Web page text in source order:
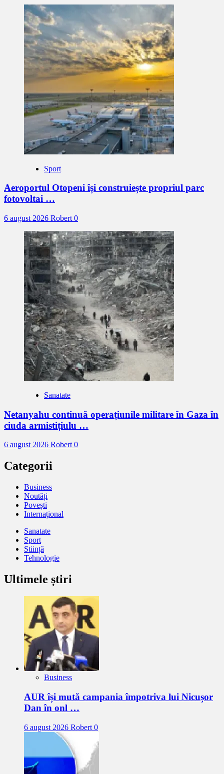
Sport
Aeroportul Otopeni își construiește propriul parc
fotovoltai …
6 august 2026 Robert 0
Sanatate
Netanyahu continuă operațiunile militare în Gaza în
ciuda armistițiulu …
6 august 2026 Robert0
Categorii
Business
Noutăți
Povești
Internațional
Sanatate
Sport
Stiință
Tehnologie
Ultimele știri
Business
AUR își mută campania împotriva lui Nicușor
Dan în onl …
6 august 2026 Robert 0